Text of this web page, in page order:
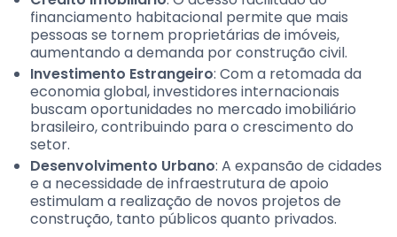
financiamento habitacional permite que mais
pessoas se tornem proprietárias de imóveis,
aumentando a demanda por construção civil.
Investimento Estrangeiro: Com a retomada da
economia global, investidores internacionais
buscam oportunidades no mercado imobiliário
brasileiro, contribuindo para o crescimento do
setor.
Desenvolvimento Urbano: A expansão de cidades
e a necessidade de infraestrutura de apoio
estimulam a realização de novos projetos de
construção, tanto públicos quanto privados.